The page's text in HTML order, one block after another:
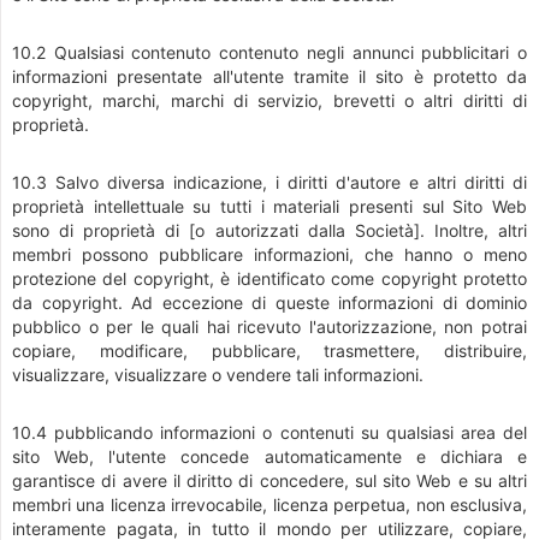
10.2 Qualsiasi contenuto contenuto negli annunci pubblicitari o
informazioni presentate all'utente tramite il sito è protetto da
copyright, marchi, marchi di servizio, brevetti o altri diritti di
proprietà.
10.3 Salvo diversa indicazione, i diritti d'autore e altri diritti di
proprietà intellettuale su tutti i materiali presenti sul Sito Web
sono di proprietà di [o autorizzati dalla Società]. Inoltre, altri
membri possono pubblicare informazioni, che hanno o meno
protezione del copyright, è identificato come copyright protetto
da copyright. Ad eccezione di queste informazioni di dominio
pubblico o per le quali hai ricevuto l'autorizzazione, non potrai
copiare, modificare, pubblicare, trasmettere, distribuire,
visualizzare, visualizzare o vendere tali informazioni.
10.4 pubblicando informazioni o contenuti su qualsiasi area del
sito Web, l'utente concede automaticamente e dichiara e
garantisce di avere il diritto di concedere, sul sito Web e su altri
membri una licenza irrevocabile, licenza perpetua, non esclusiva,
interamente pagata, in tutto il mondo per utilizzare, copiare,